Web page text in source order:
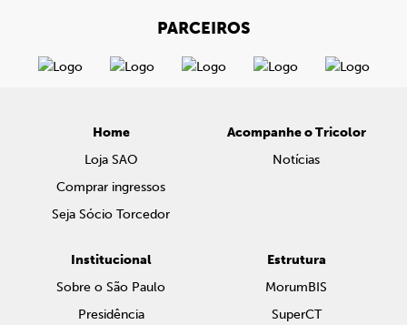
PARCEIROS
Home
Loja SAO
Comprar ingressos
Seja Sócio Torcedor
Acompanhe o Tricolor
Notícias
Institucional
Sobre o São Paulo
Presidência
Estrutura
MorumBIS
SuperCT